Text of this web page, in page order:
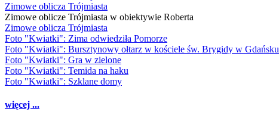
Zimowe oblicza Trójmiasta
Zimowe oblicze Trójmiasta w obiektywie Roberta
Zimowe oblicza Trójmiasta
Foto "Kwiatki": Zima odwiedziła Pomorze
Foto "Kwiatki": Bursztynowy ołtarz w kościele św. Brygidy w Gdańsku
Foto "Kwiatki": Gra w zielone
Foto "Kwiatki": Temida na haku
Foto "Kwiatki": Szklane domy
więcej ...